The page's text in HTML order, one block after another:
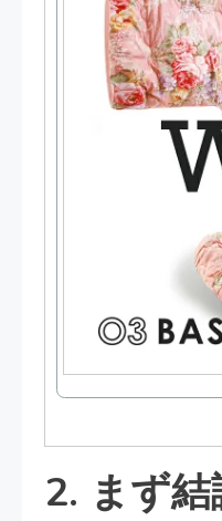
2. まず